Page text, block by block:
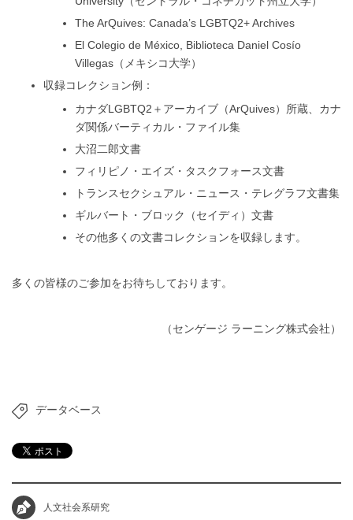
The ArQuives: Canada’s LGBTQ2+ Archives
El Colegio de México, Biblioteca Daniel Cosío
Villegas（メキシコ大学）
収録コレクション例：
カナダLGBTQ2＋アーカイブ（ArQuives）所蔵、カナ
ダ関係バーティカル・ファイル集
大沼二郎文書
フィリピノ・エイズ・タスクフォース文書
トランスセクシュアル・ニュース・テレグラフ文書集
ギルバート・ブロック（セイディ）文書
その他多くの文書コレクションを収録します。
多くの皆様のご参加をお待ちしております。
（センゲージ ラーニング株式会社）
データベース
人文社会系研究